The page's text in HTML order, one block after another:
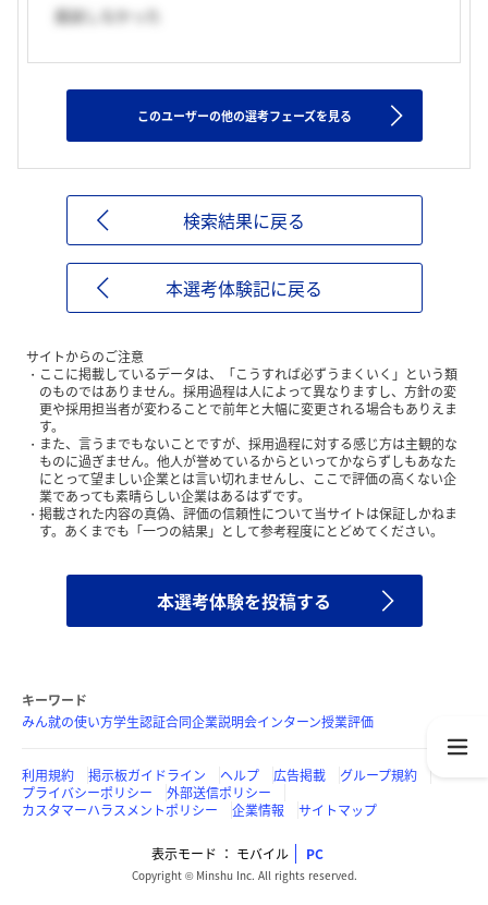
面談しなかった
このユーザーの他の選考フェーズを見る
検索結果に戻る
本選考体験記に戻る
サイトからのご注意
ここに掲載しているデータは、「こうすれば必ずうまくいく」という類
のものではありません。採用過程は人によって異なりますし、方針の変
更や採用担当者が変わることで前年と大幅に変更される場合もありえま
す。
また、言うまでもないことですが、採用過程に対する感じ方は主観的な
ものに過ぎません。他人が誉めているからといってかならずしもあなた
にとって望ましい企業とは言い切れませんし、ここで評価の高くない企
業であっても素晴らしい企業はあるはずです。
掲載された内容の真偽、評価の信頼性について当サイトは保証しかねま
す。あくまでも「一つの結果」として参考程度にとどめてください。
本選考体験を投稿する
キーワード
みん就の使い方学生認証合同企業説明会インターン授業評価
利用規約 掲示板ガイドライン ヘルプ 広告掲載
グループ規約
プライバシーポリシー
外部送信ポリシー
カスタマーハラスメントポリシー
企業情報 サイトマップ
表示モード モバイル PC
Copyright © Minshu Inc. All rights reserved.